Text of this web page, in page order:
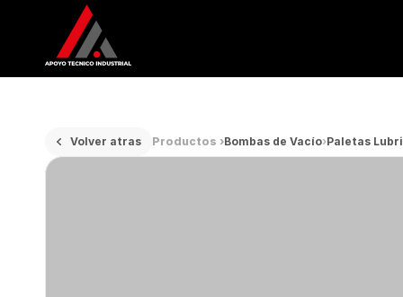
Volver atras Productos ›Bombas de Vacío›Paletas